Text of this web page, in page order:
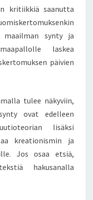
kritiikkiä saanutta
synty ja
laskea
päivien
tulee näkyviin,
ovat edelleen
lisäksi
kreationismin ja
Jos osaa etsiä,
hakusanalla